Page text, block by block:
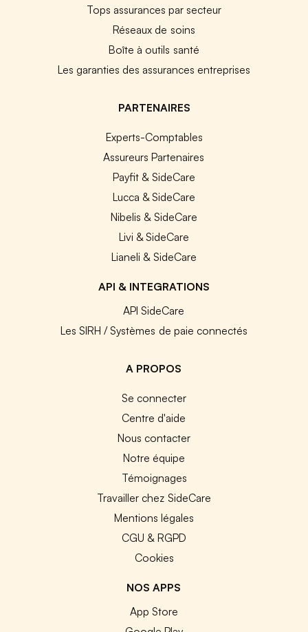
Tops assurances par secteur
Réseaux de soins
Boîte à outils santé
Les garanties des assurances entreprises
PARTENAIRES
Experts-Comptables
Assureurs Partenaires
Payfit & SideCare
Lucca & SideCare
Nibelis & SideCare
Livi & SideCare
Lianeli & SideCare
API & INTEGRATIONS
API SideCare
Les SIRH / Systèmes de paie connectés
A PROPOS
Se connecter
Centre d'aide
Nous contacter
Notre équipe
Témoignages
Travailler chez SideCare
Mentions légales
CGU & RGPD
Cookies
NOS APPS
App Store